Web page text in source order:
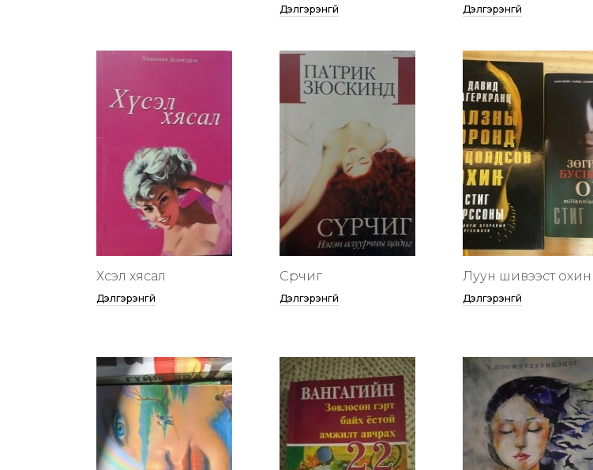
Дэлгэрэнгүй Дэлгэрэнгүй
Хүсэл хясал
Дэлгэрэнгүй
Сүрчиг
Дэлгэрэнгүй
Луун шивээст охин
Дэлгэрэнгүй